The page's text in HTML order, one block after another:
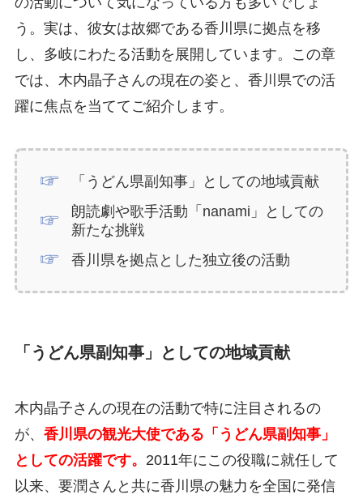
う。実は、彼女は故郷である香川県に拠点を移
し、多岐にわたる活動を展開しています。この章
では、木内晶子さんの現在の姿と、香川県での活
躍に焦点を当ててご紹介します。
「うどん県副知事」としての地域貢献
朗読劇や歌手活動「nanami」としての
新たな挑戦
香川県を拠点とした独立後の活動
「うどん県副知事」としての地域貢献
木内晶子さんの現在の活動で特に注目されるの
が、 香川県の観光大使である「うどん県副知事」
としての活躍です。 2011年にこの役職に就任して
以来、要潤さんと共に香川県の魅力を全国に発信